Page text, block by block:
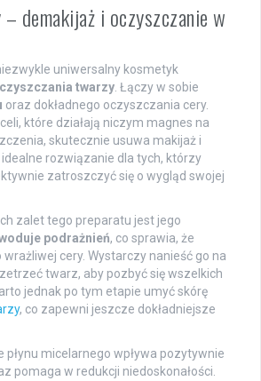
– demakijaż i oczyszczanie w
uniwersalny kosmetyk
twarzy. Łączy w sobie
oraz dokładnego oczyszczania cery.
które działają niczym magnes na
skutecznie usuwa makijaż i
rozwiązanie dla tych, którzy
zatroszczyć się o wygląd swojej
zalet tego preparatu jest jego
podrażnień, co sprawia, że
wrażliwej cery. Wystarczy nanieść go na
twarz, aby pozbyć się wszelkich
jednak po tym etapie umyć skórę
, co zapewni jeszcze dokładniejsze
płynu micelarnego wpływa pozytywnie
pomaga w redukcji niedoskonałości.